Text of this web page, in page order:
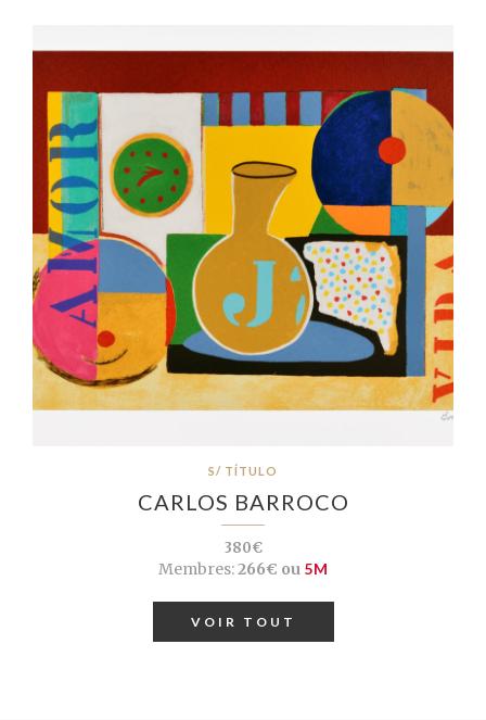
S/ TÍTULO
CARLOS BARROCO
380€
Membres:266€ ou 5M
VOIR TOUT